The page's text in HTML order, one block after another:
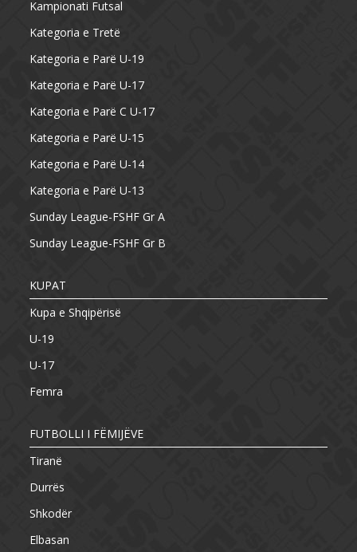
Kampionati Futsal
Kategoria e Tretë
Kategoria e Parë U-19
Kategoria e Parë U-17
Kategoria e Parë C U-17
Kategoria e Parë U-15
Kategoria e Parë U-14
Kategoria e Parë U-13
Sunday League-FSHF Gr A
Sunday League-FSHF Gr B
KUPAT
Kupa e Shqipërisë
U-19
U-17
Femra
FUTBOLLI I FËMIJËVE
Tiranë
Durrës
Shkodër
Elbasan